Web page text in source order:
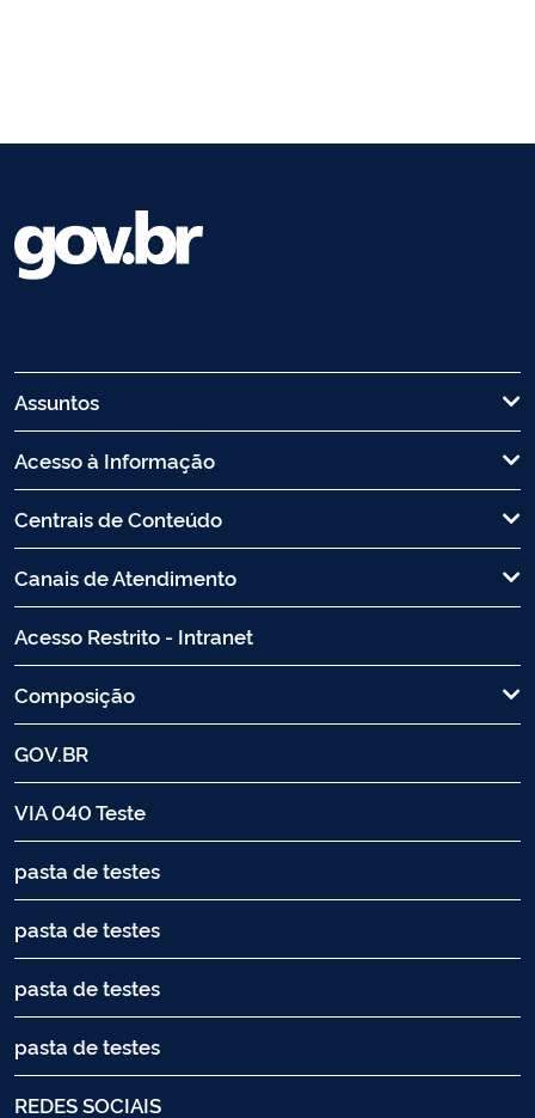
Assuntos
Acesso à Informação
Centrais de Conteúdo
Canais de Atendimento
Acesso Restrito - Intranet
Composição
GOV.BR
VIA 040 Teste
pasta de testes
pasta de testes
pasta de testes
pasta de testes
REDES SOCIAIS